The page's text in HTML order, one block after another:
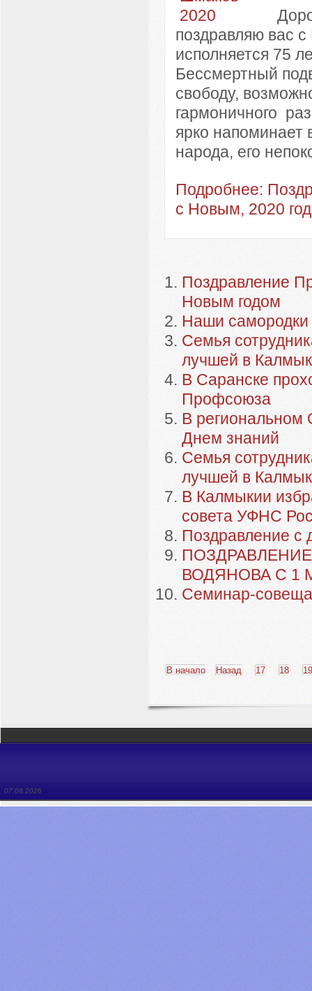
поздравляю вас
исполняется 75
Бессмертный
свободу,
гармоничного
ярко напоминает
народа, его
Подробнее:
с Новым, 2020
Поздравление
Новым годом
Наши самородки
Семья
лучшей в
В Саранске
Профсоюза
В региональном
Днем знаний
Семья
лучшей в
В Калмыкии
совета УФНС
Поздравление с
ВОДЯНОВА С 1
Семинар-
В начало Назад 17 18
07.08.2026